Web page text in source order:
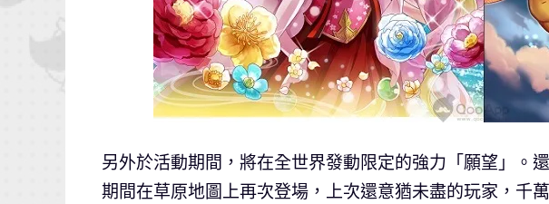
另外於活動期間，將在全世界發動限定的強力「願望」。
期間在草原地圖上再次登場，上次還意猶未盡的玩家，千